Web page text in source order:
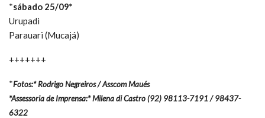
*sábado 25/09*
Urupadi
Parauari (Mucajá)
+++++++
*Fotos:* Rodrigo Negreiros / Asscom Maués
*Assessoria de Imprensa:* Milena di Castro (92) 98113-7191 / 98437-
6322